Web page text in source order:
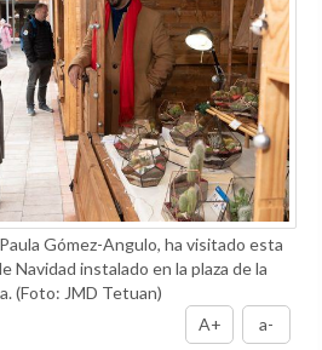
Gómez-Angulo, ha visitado esta
Navidad instalado en la plaza de la
(Foto: JMD Tetuan)
A+
a-